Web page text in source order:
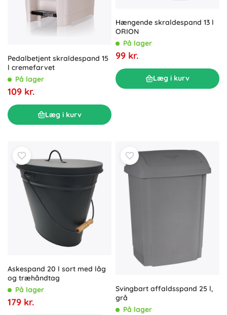
Pedalbetjent skraldespand 15
l cremefarvet
På lager
109 kr.
Læg i kurv
Hængende skraldespand 13 l
ORION
På lager
99 kr.
Læg i kurv
Askespand 20 l sort med låg
og træhåndtag
På lager
179 kr.
Svingbart affaldsspand 25 l,
grå
På lager